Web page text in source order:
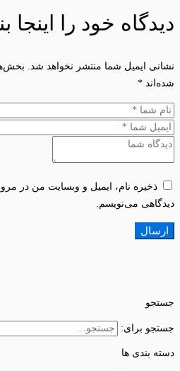
دیدگاه خود را اینجا
نشانی ایمیل شما منتشر نخواهد شد.
شده‌اند *
ذخیره نام، ایمیل و وبسایت من در
دیدگاهی می‌نویسم.
جستجو
جستجو برای:
دسته بندی ها